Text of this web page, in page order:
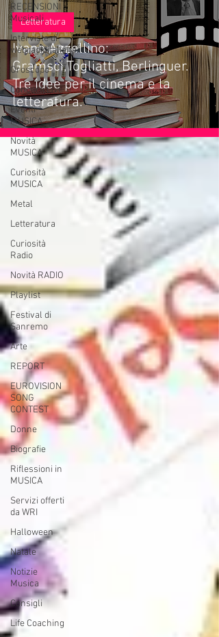
RECENSIONI
Musicali
Interviste di
webradioitaliane.it
Oroscopo
Concerti Live
Eventi
MUSICA
Novità
MUSICA
Curiosità
MUSICA
Metal
Letteratura
Curiosità
Radio
Novità RADIO
Playlist
Festival di
Sanremo
Arte
REPORT
EUROVISION
SONG
CONTEST
Donne
Biografie
Riflessioni in
MUSICA
Servizi offerti
da WRI
Halloween
Natale
Notizie
Musica
Consigli
Life Coaching
Ivano Azzellino:
Gramsci,Togliatti, Berlinguer.
Tre idee per il cinema e la
letteratura.
Letteratura